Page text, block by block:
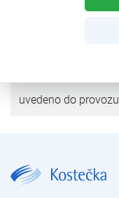
uvedeno do provozu